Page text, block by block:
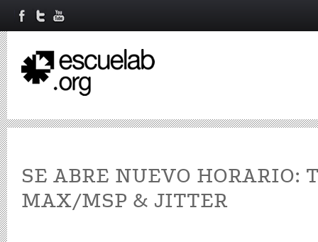
SE ABRE NUEVO HORARIO:
MAX/MSP & JITTER